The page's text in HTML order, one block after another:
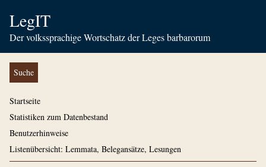
LegIT
Der volkssprachige Wortschatz der Leges barbarorum
Suche
Startseite
Statistiken zum Datenbestand
Benutzerhinweise
Listenübersicht: Lemmata, Belegansätze, Lesungen